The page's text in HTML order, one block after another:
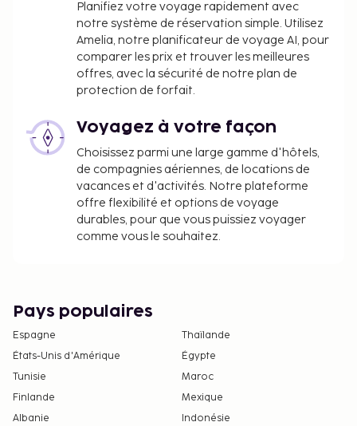
Taxe prélevée par la ville : 2.01 EUR par
personne et par nuit
Nous avons indiqué tous les frais dont
l'hébergement nous a fait part.
Prix pour le stationnement à proximité : 10 EUR
par jour (à 100 mètres)
Lit d'appoint : 15.0 EUR par nuit
La liste ci-dessus peut ne pas être exhaustive. Les
frais et acomptes peuvent être mentionnés hors
taxe et sont soumis à modification.
Planifiez votre voyage rapidement avec
notre système de réservation simple. Utilisez
Amelia, notre planificateur de voyage AI, pour
comparer les prix et trouver les meilleures
offres, avec la sécurité de notre plan de
protection de forfait.
Voyagez à votre façon
Choisissez parmi une large gamme d'hôtels,
de compagnies aériennes, de locations de
vacances et d'activités. Notre plateforme
offre flexibilité et options de voyage
durables, pour que vous puissiez voyager
comme vous le souhaitez.
Pays populaires
Espagne
Thaïlande
États-Unis d'Amérique
Égypte
Tunisie
Maroc
Finlande
Mexique
Albanie
Indonésie